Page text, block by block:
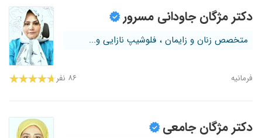
دکتر مژگان جاودانی مسرور
متخصص زنان و زایمان ، فلوشیپ نازایی و...
فرمانیه ۸۶ نفر
دکتر مژگان جامعی